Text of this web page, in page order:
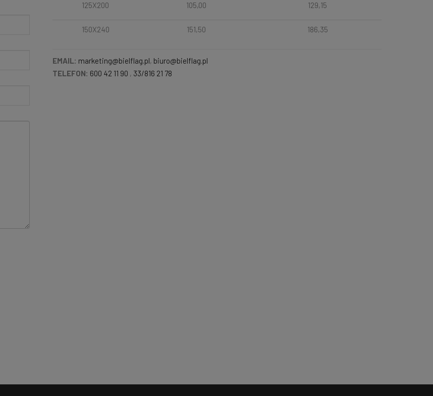
125X200 105,00 129,15
150X240 151,50 186,35
EMAIL: marketing@bielflag.pl, biuro@bielflag.pl
TELEFON: 600 42 11 90 , 33/816 21 78